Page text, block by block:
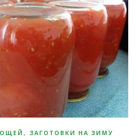
, ЗАГОТОВКИ НА ЗИМУ